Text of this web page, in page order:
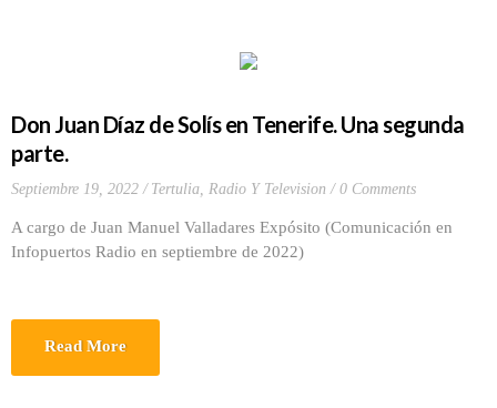
Don Juan Díaz de Solís en Tenerife. Una segunda
parte.
Septiembre 19, 2022 Tertulia, Radio Y Television 0 Comments
A cargo de Juan Manuel Valladares Expósito (Comunicación en
Infopuertos Radio en septiembre de 2022)
Read More